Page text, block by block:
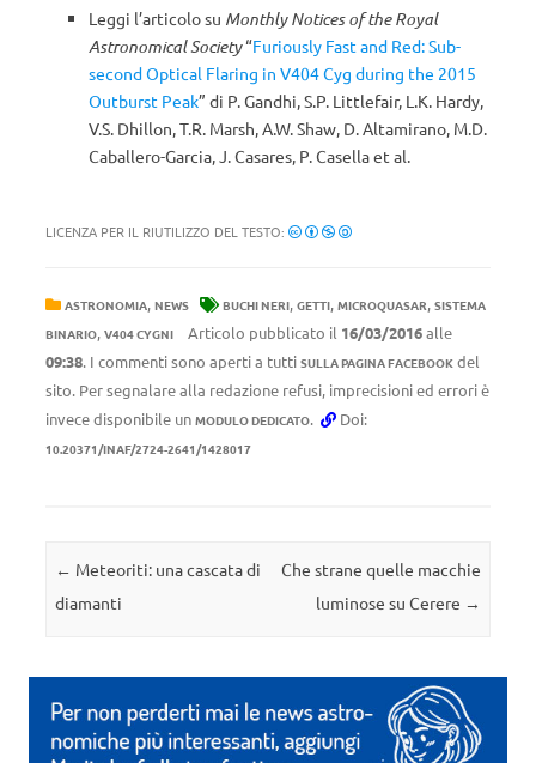
Leggi l’articolo su Monthly Notices of the Royal
Astronomical Society“Furiously Fast and Red: Sub-
second Optical Flaring in V404 Cyg during the 2015
Outburst Peak” di P. Gandhi, S.P. Littlefair, L.K. Hardy,
V.S. Dhillon, T.R. Marsh, A.W. Shaw, D. Altamirano, M.D.
Caballero-Garcia, J. Casares, P. Casella et al.
LICENZA PER IL RIUTILIZZO DEL TESTO:
ASTRONOMIA, NEWS BUCHI NERI, GETTI, MICROQUASAR, SISTEMA
BINARIO, V404 CYGNI Articolo pubblicato il 16/03/2016alle
09:38. I commenti sono aperti a tutti SULLA PAGINA FACEBOOK del
sito. Per segnalare alla redazione refusi, imprecisioni ed errori è
invece disponibile un MODULO DEDICATO. Doi:
10.20371/INAF/2724-2641/1428017
Navigazione articolo
← Meteoriti: una cascata di
diamanti
Che strane quelle macchie
luminose su Cerere →